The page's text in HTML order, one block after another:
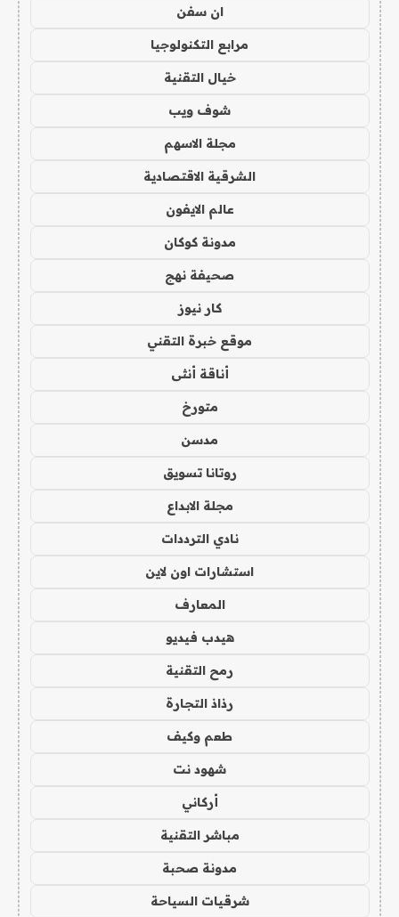
ان سفن
مرابع التكنولوجيا
خيال التقنية
شوف ويب
مجلة الاسهم
الشرقية الاقتصادية
عالم الايفون
مدونة كوكان
صحيفة نهج
كار نيوز
موقع خبرة التقني
أناقة أنثى
متورخ
مدسن
روتانا تسويق
مجلة الابداع
نادي الترددات
استشارات اون لاين
المعارف
هيدب فيديو
رمح التقنية
رذاذ التجارة
طعم وكيف
شهود نت
أركاني
مباشر التقنية
مدونة صحبة
شرقيات السياحة